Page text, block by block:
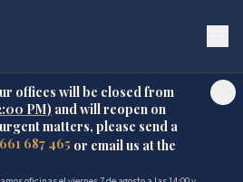
offices will be closed from
PM) and will reopen on
matters, please send a
687 465 or email us at the